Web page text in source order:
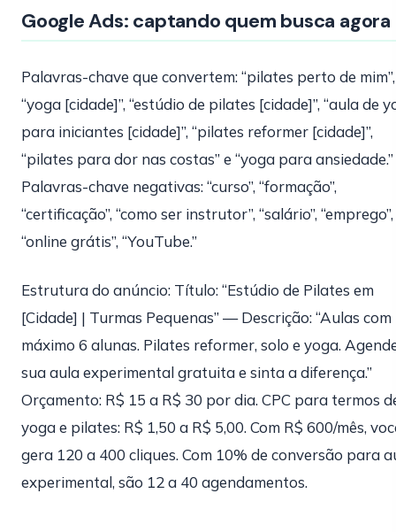
Google Ads: captando quem busca agora
Palavras-chave que convertem: “pilates perto de mim”,
“yoga [cidade]”, “estúdio de pilates [cidade]”, “aula de
para iniciantes [cidade]”, “pilates reformer [cidade]”,
“pilates para dor nas costas” e “yoga para ansiedade.”
Palavras-chave negativas: “curso”, “formação”,
“certificação”, “como ser instrutor”, “salário”, “emprego”,
“online grátis”, “YouTube.”
Estrutura do anúncio: Título: “Estúdio de Pilates em
[Cidade] | Turmas Pequenas” — Descrição: “Aulas com
máximo 6 alunas. Pilates reformer, solo e yoga.
sua aula experimental gratuita e sinta a diferença.”
Orçamento: R$ 15 a R$ 30 por dia. CPC para termos
yoga e pilates: R$ 1,50 a R$ 5,00. Com R$ 600/mês,
gera 120 a 400 cliques. Com 10% de conversão para
experimental, são 12 a 40 agendamentos.